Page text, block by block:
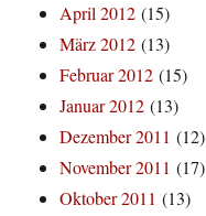
April 2012 (15)
März 2012 (13)
Februar 2012 (15)
Januar 2012 (13)
Dezember 2011 (12)
November 2011 (17)
Oktober 2011 (13)